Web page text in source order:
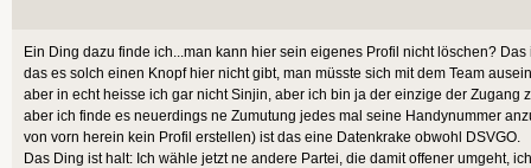
Ein Ding dazu finde ich...man kann hier sein eigenes Profil nicht löschen?
das es solch einen Knopf hier nicht gibt, man müsste sich mit dem Team
aber in echt heisse ich gar nicht Sinjin, aber ich bin ja der einzige der Zugang
aber ich finde es neuerdings ne Zumutung jedes mal seine Handynummer
von vorn herein kein Profil erstellen) ist das eine Datenkrake obwohl DSVGO.
Das Ding ist halt: Ich wähle jetzt ne andere Partei, die damit offener umgeht,